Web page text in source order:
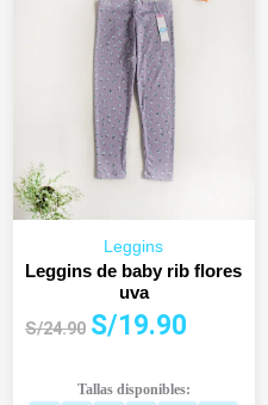
Leggins
Leggins de baby rib flores
uva
S/24.90
El
S/19.90
Tallas disponibles: